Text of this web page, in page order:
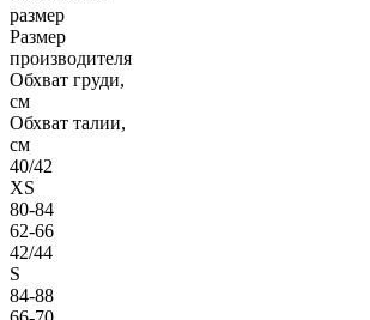
размер
Размер
производителя
Обхват груди,
см
Обхват талии,
см
40/42
XS
80-84
62-66
42/44
S
84-88